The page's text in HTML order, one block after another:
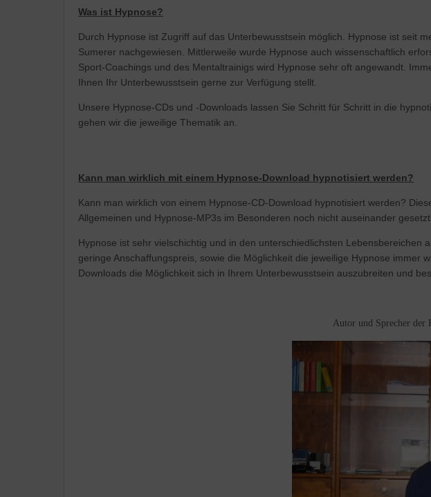
Was ist Hypnose?
Durch Hypnose ist Zugriff auf das Unterbewusstsein möglich. Hypnose ist seit
Sumerer nachgewiesen. Mittlerweile wurde Hypnose auch wissenschaftlich
Sport-Coachings und des Mentaltrainigs wird Hypnose sehr oft angewandt.
Ihnen Ihr Unterbewusstsein gerne zur Verfügung stellt.
Unsere Hypnose-CDs und -Downloads lassen Sie Schritt für Schritt in die
gehen wir die jeweilige Thematik an.
Kann man wirklich mit einem Hypnose-Download hypnotisiert werden?
Kann man wirklich von einem Hypnose-CD-Download hypnotisiert werden?
Allgemeinen und Hypnose-MP3s im Besonderen noch nicht auseinander gesetzt
Hypnose ist sehr vielschichtig und in den unterschiedlichsten
geringe Anschaffungspreis, sowie die Möglichkeit die jeweilige Hypnose
Downloads die Möglichkeit sich in Ihrem Unterbewusstsein auszubreiten und
Autor und Sprecher der